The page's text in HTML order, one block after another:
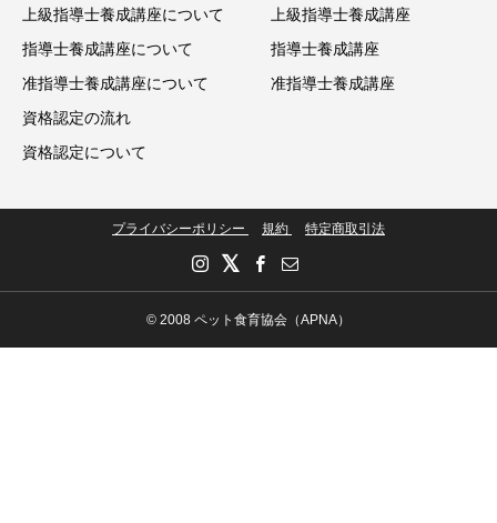
上級指導士養成講座について
指導士養成講座について
准指導士養成講座について
資格認定の流れ
資格認定について
上級指導士養成講座
指導士養成講座
准指導士養成講座
プライバシーポリシー 規約 特定商取引法
© 2008 ペット食育協会（APNA）